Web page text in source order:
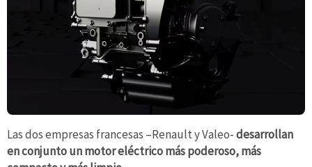
Las dos empresas francesas –Renault y Valeo-desarrollan
en conjunto un motor eléctrico más poderoso, más